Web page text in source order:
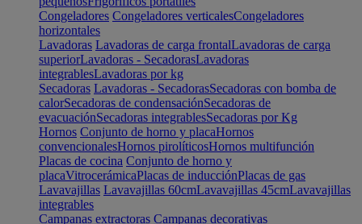
Congeladores Congeladores verticalesCongeladores
horizontales
Lavadoras Lavadoras de carga frontalLavadoras de carga
superiorLavadoras - SecadorasLavadoras
integrablesLavadoras por kg
Secadoras Lavadoras - SecadorasSecadoras con bomba de
calorSecadoras de condensaciónSecadoras de
evacuaciónSecadoras integrablesSecadoras por Kg
Hornos Conjunto de horno y placaHornos
convencionalesHornos pirolíticosHornos multifunción
Placas de cocina Conjunto de horno y
placaVitrocerámicaPlacas de inducciónPlacas de gas
Lavavajillas Lavavajillas 60cmLavavajillas 45cmLavavajillas
integrables
Campanas extractoras Campanas decorativas